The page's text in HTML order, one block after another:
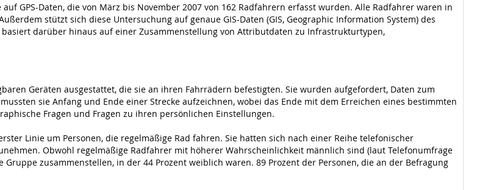
GPS-Daten, die von März bis November 2007 von 162 Radfahrern erfasst wurden. Alle Radfahrer waren in
stützt sich diese Untersuchung auf genaue GIS-Daten (GIS, Geographic Information System) des
darüber hinaus auf einer Zusammenstellung von Attributdaten zu Infrastrukturtypen,
Geräten ausgestattet, die sie an ihren Fahrrädern befestigten. Sie wurden aufgefordert, Daten zum
sie Anfang und Ende einer Strecke aufzeichnen, wobei das Ende mit dem Erreichen eines bestimmten
Fragen und Fragen zu ihren persönlichen Einstellungen.
Linie um Personen, die regelmäßige Rad fahren. Sie hatten sich nach einer Reihe telefonischer
Obwohl regelmäßige Radfahrer mit höherer Wahrscheinlichkeit männlich sind (laut Telefonumfrage
zusammenstellen, in der 44 Prozent weiblich waren. 89 Prozent der Personen, die an der Befragung